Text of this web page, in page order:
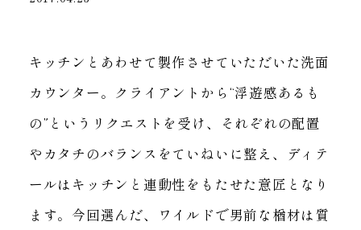
Follow us
キッチンとあわせて製作させていただいた洗面
カウンター。 クライアントから“浮遊感あるも
の”というリクエストを受け、
それぞれの配置
やカタチのバランスをていねいに整え、
ディテ
ールはキッチンと連動性をもたせた意匠となり
ます。 今回選んだ、ワイルドで男前な楢材は質